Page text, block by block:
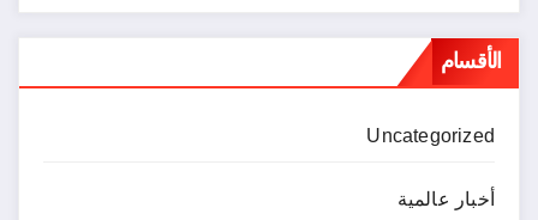
الأقسام
Uncategorized
أخبار عالمية